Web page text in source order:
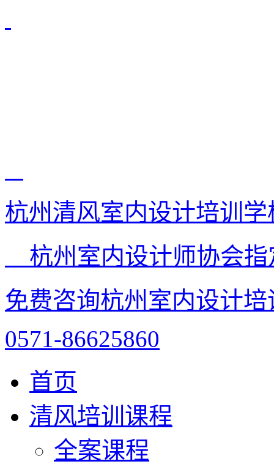
杭州清风室内设计培训学
杭州室内设计师协会
免费咨询杭州室内设计
0571-86625860
首页
清风培训课程
全案课程